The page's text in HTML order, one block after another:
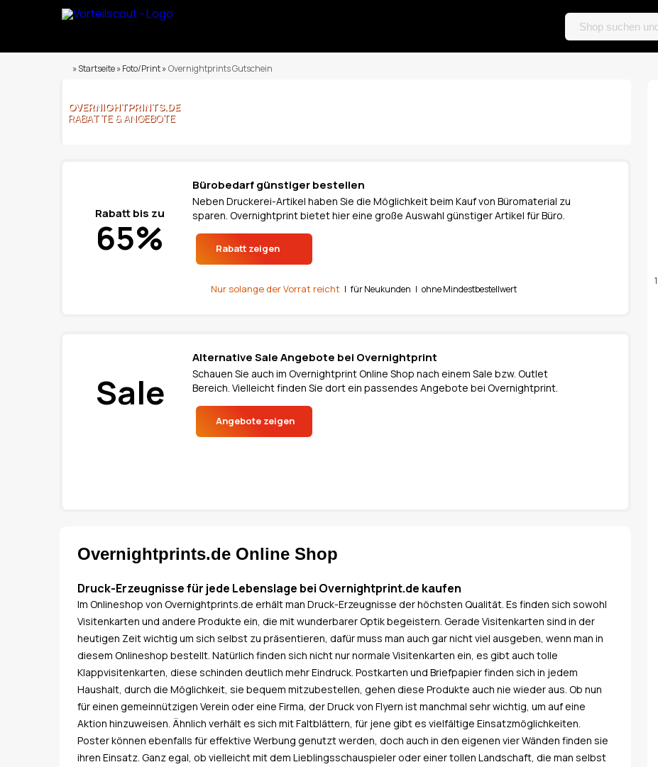
» Startseite » Foto/Print »Overnightprints Gutschein
OVERNIGHTPRINTS.DE
RABATTE & ANGEBOTE
Rabatt bis zu
65%
Bürobedarf günstiger bestellen
Neben Druckerei-Artikel haben Sie die Möglichkeit beim Kauf von Büromaterial zu
sparen. Overnightprint bietet hier eine große Auswahl günstiger Artikel für Büro.
Rabatt zeigen
Nur solange der Vorrat reicht | für Neukunden | ohne Mindestbestellwert
Sale
Alternative Sale Angebote bei Overnightprint
Schauen Sie auch im Overnightprint Online Shop nach einem Sale bzw. Outlet
Bereich. Vielleicht finden Sie dort ein passendes Angebote bei Overnightprint.
Angebote zeigen
Overnightprints.de Online Shop
Druck-Erzeugnisse für jede Lebenslage bei Overnightprint.de kaufen
Im Onlineshop von Overnightprints.de erhält man Druck-Erzeugnisse der höchsten Qualität. Es finden sich sowohl
Visitenkarten und andere Produkte ein, die mit wunderbarer Optik begeistern. Gerade Visitenkarten sind in der
heutigen Zeit wichtig um sich selbst zu präsentieren, dafür muss man auch gar nicht viel ausgeben, wenn man in
diesem Onlineshop bestellt. Natürlich finden sich nicht nur normale Visitenkarten ein, es gibt auch tolle
Klappvisitenkarten, diese schinden deutlich mehr Eindruck. Postkarten und Briefpapier finden sich in jedem
Haushalt, durch die Möglichkeit, sie bequem mitzubestellen, gehen diese Produkte auch nie wieder aus. Ob nun
für einen gemeinnützigen Verein oder eine Firma, der Druck von Flyern ist manchmal sehr wichtig, um auf eine
Aktion hinzuweisen. Ähnlich verhält es sich mit Faltblättern, für jene gibt es vielfältige Einsatzmöglichkeiten.
Poster können ebenfalls für effektive Werbung genutzt werden, doch auch in den eigenen vier Wänden finden sie
ihren Einsatz. Ganz egal, ob vielleicht mit dem Lieblingsschauspieler oder einer tollen Landschaft, die man selbst
1